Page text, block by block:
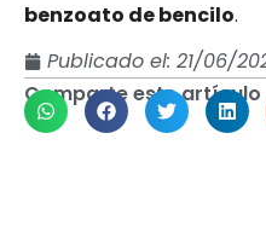
benzoato de bencilo.
Publicado el: 21/06/
Comparte este artículo